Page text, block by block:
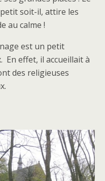
soit-il, attire les
au calme !
est un petit
effet, il accueillait à
des religieuses